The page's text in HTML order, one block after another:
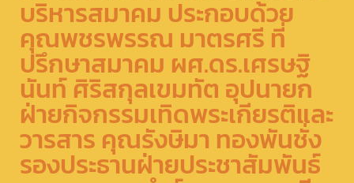
บริหารสมาคม ประกอบด้วย
คุณพชรพรรณ มาตรศรี ที่
ปรึกษาสมาคม ผศ.ดร.เศรษฐิ
นันท์ ศิริสกุลเขมทัต อุปนายก
ฝ่ายกิจกรรมเทิดพระเกียรติและ
วารสาร คุณรังษิมา ทองพันชั่ง
รองประธานฝ่ายประชาสัมพันธ์